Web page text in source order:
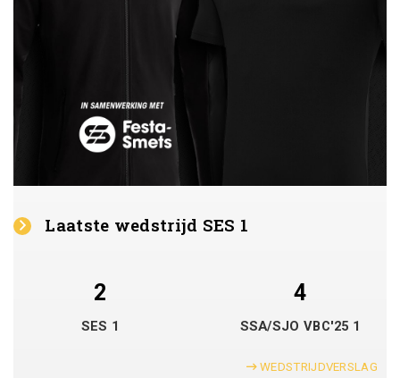
Laatste wedstrijd SES 1
2 4
SES 1 SSA/SJO VBC'25 1
WEDSTRIJDVERSLAG